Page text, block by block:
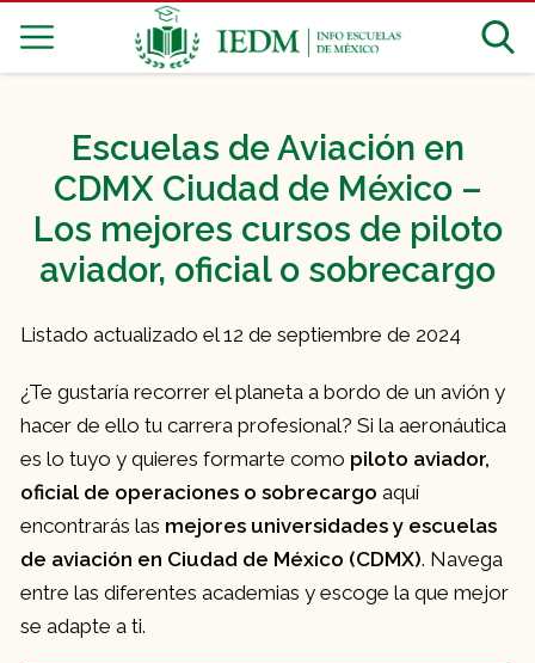
Escuelas de Aviación en
CDMX Ciudad de México –
Los mejores cursos de piloto
aviador, oficial o sobrecargo
Listado actualizado el 12 de septiembre de 2024
¿Te gustaría recorrer el planeta a bordo de un avión y
hacer de ello tu carrera profesional? Si la aeronáutica
es lo tuyo y quieres formarte como piloto aviador,
oficial de operaciones o sobrecargo aquí
encontrarás las mejores universidades y escuelas
de aviación en Ciudad de México (CDMX). Navega
entre las diferentes academias y escoge la que mejor
se adapte a ti.